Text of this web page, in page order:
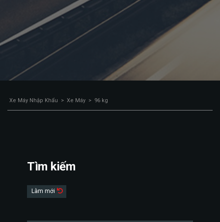
Xe Máy Nhập Khẩu > Xe Máy > 96 kg
Tìm kiếm
Làm mới